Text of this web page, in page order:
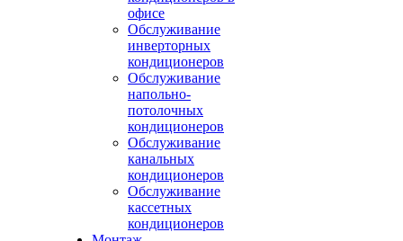
офисе
Обслуживание
инверторных
кондиционеров
Обслуживание
напольно-
потолочных
кондиционеров
Обслуживание
канальных
кондиционеров
Обслуживание
кассетных
кондиционеров